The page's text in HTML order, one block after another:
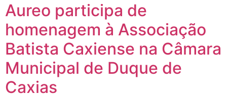
Aureo participa de
homenagem à Associação
Batista Caxiense na Câmara
Municipal de Duque de
Caxias